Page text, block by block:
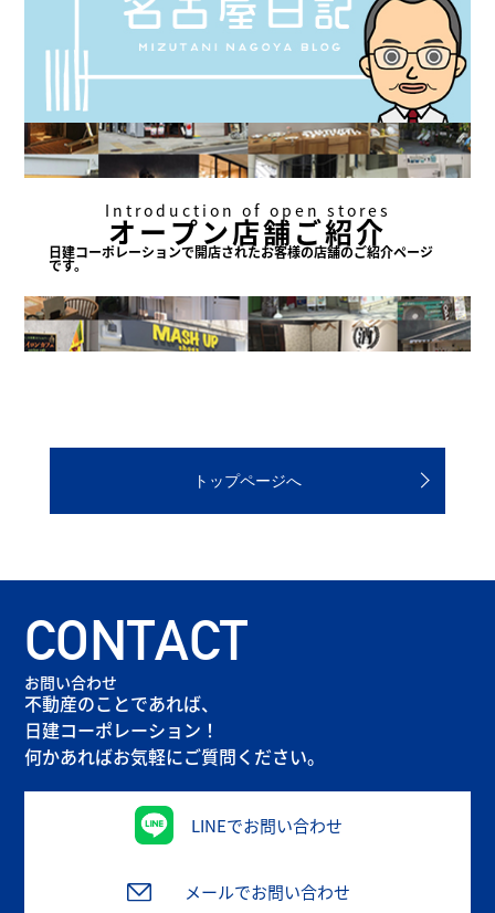
Introduction of open stores
オープン店舗ご紹介
日建コーポレーションで開店されたお客様の店舗のご紹介ページ
です。
トップページへ
CONTACT
お問い合わせ
不動産のことであれば、
日建コーポレーション！
何かあればお気軽にご質問ください。
LINEでお問い合わせ
メールでお問い合わせ